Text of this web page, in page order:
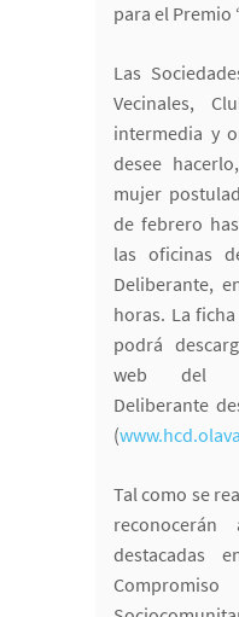
para el Premio
Las
Vecinales,
intermedia y
desee
mujer
de febrero
las oficinas
Deliberante,
horas. La
podrá
web del
Deliberante
(
Tal como se
reconocerán
destacadas